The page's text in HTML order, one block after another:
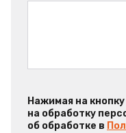
Нажимая на
на обработку
об обработке в